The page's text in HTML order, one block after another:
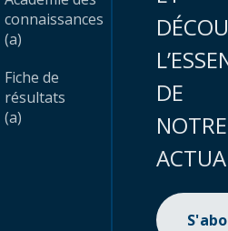
connaissances
(a)
Fiche de
résultats
(a)
DE
NOTRE